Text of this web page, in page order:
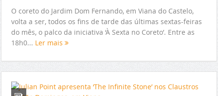
O coreto do Jardim Dom Fernando, em Viana do Castelo,
volta a ser, todos os fins de tarde das últimas sextas-feiras
do mês, o palco da iniciativa ‘À Sexta no Coreto’. Entre as
18h0... Ler mais